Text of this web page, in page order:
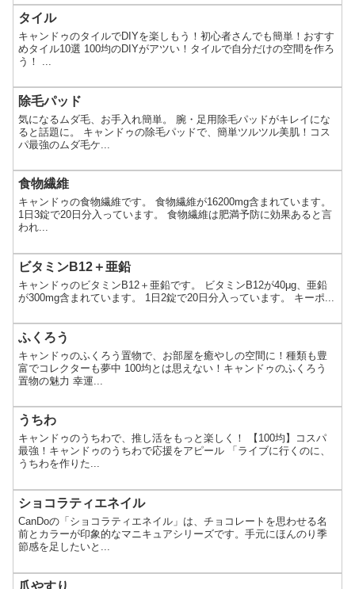
タイル
キャンドゥのタイルでDIYを楽しもう！初心者さんでも簡単！おすす
めタイル10選 100均のDIYがアツい！タイルで自分だけの空間を作ろ
う！ ...
除毛パッド
気になるムダ毛、お手入れ簡単。 腕・足用除毛パッドがキレイにな
ると話題に。 キャンドゥの除毛パッドで、簡単ツルツル美肌！コス
パ最強のムダ毛ケ...
食物繊維
キャンドゥの食物繊維です。 食物繊維が16200mg含まれています。
1日3錠で20日分入っています。 食物繊維は肥満予防に効果あると言
われ...
ビタミンB12＋亜鉛
キャンドゥのビタミンB12＋亜鉛です。 ビタミンB12が40μg、亜鉛
が300mg含まれています。 1日2錠で20日分入っています。 キーポ...
ふくろう
キャンドゥのふくろう置物で、お部屋を癒やしの空間に！種類も豊
富でコレクターも夢中 100均とは思えない！キャンドゥのふくろう
置物の魅力 幸運...
うちわ
キャンドゥのうちわで、推し活をもっと楽しく！ 【100均】コスパ
最強！キャンドゥのうちわで応援をアピール 「ライブに行くのに、
うちわを作りた...
ショコラティエネイル
CanDoの「ショコラティエネイル」は、チョコレートを思わせる名
前とカラーが印象的なマニキュアシリーズです。手元にほんのり季
節感を足したいと...
爪やすり